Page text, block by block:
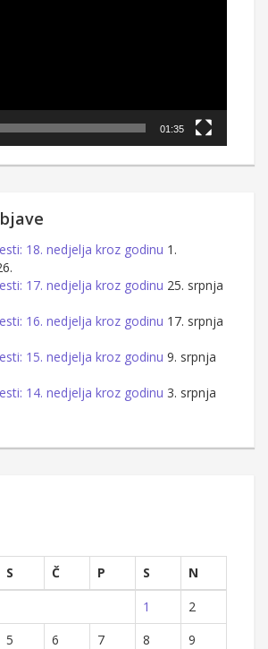
01:35
18. nedjelja kroz godinu 1.
17. nedjelja kroz godinu 25. srpnja
16. nedjelja kroz godinu 17. srpnja
15. nedjelja kroz godinu 9. srpnja
14. nedjelja kroz godinu 3. srpnja
S Č P S
N
1
2
5 6 7 8
9